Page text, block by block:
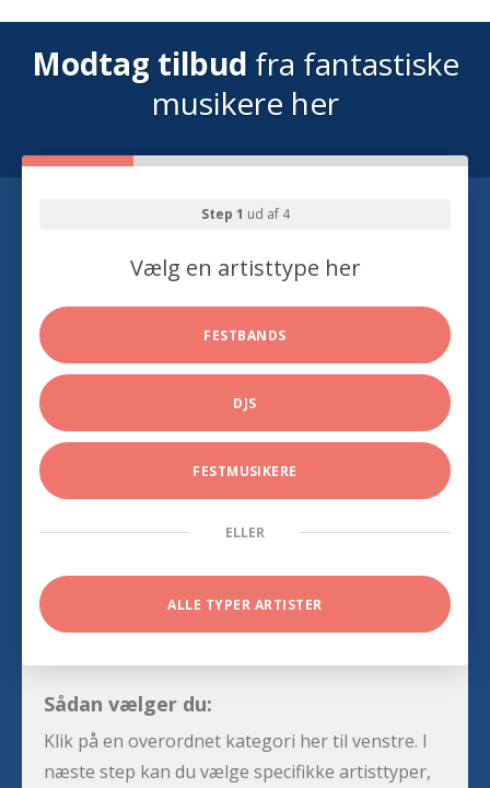
Modtag tilbud fra fantastiske
musikere her
Step 1 ud af 4
Vælg en artisttype her
FESTBANDS
DJS
FESTMUSIKERE
ELLER
ALLE TYPER ARTISTER
Sådan vælger du:
Klik på en overordnet kategori her til venstre. I
næste step kan du vælge specifikke artisttyper,